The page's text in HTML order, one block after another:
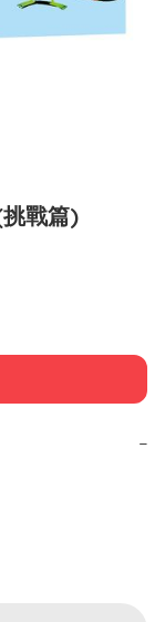
戰篇)
−